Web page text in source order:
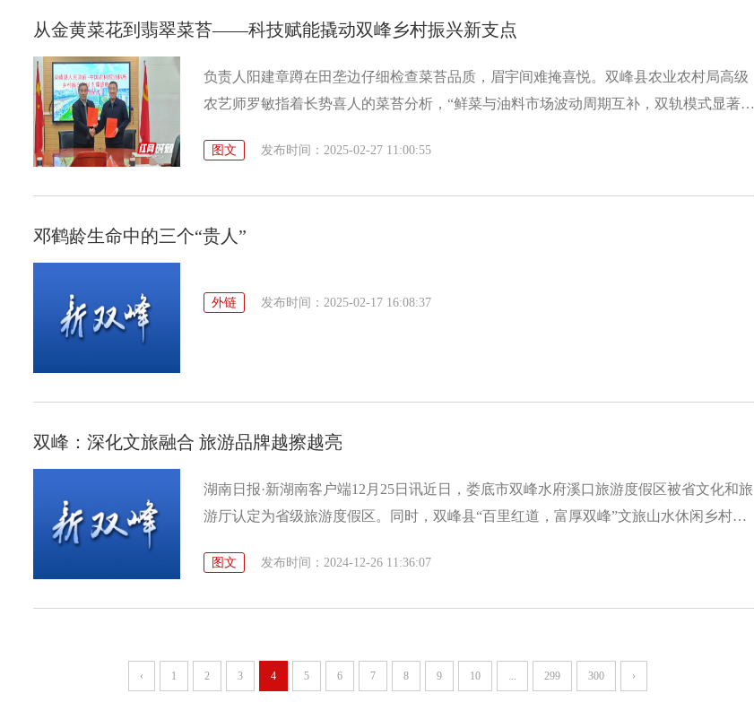
从金黄菜花到翡翠菜苔——科技赋能撬动双峰乡村振兴新支点
负责人阳建章蹲在田垄边仔细检查菜苔品质，眉宇间难掩喜悦。双峰县农业农村局高级
农艺师罗敏指着长势喜人的菜苔分析，“鲜菜与油料市场波动周期互补，双轨模式显著提
掰断菜苔，断面翠绿鲜嫩。据中国农科院检测，“硒滋圆2号”不仅维生素C含量突出，更
种油菜苔既提升土地利用率，还能培肥地
图文 发布时间：2025-02-27 11:00:55
邓鹤龄生命中的三个“贵人”
外链 发布时间：2025-02-17 16:08:37
双峰：深化文旅融合 旅游品牌越擦越亮
湖南日报·新湖南客户端12月25日讯近日，娄底市双峰水府溪口旅游度假区被省文化和旅
游厅认定为省级旅游度假区。同时，双峰县“百里红道，富厚双峰”文旅山水休闲乡村旅
来，双峰县积极建设文旅强县，借承办第三届娄底市旅游发展大会东风，致力于将丰富
图文 发布时间：2024-12-26 11:36:07
‹ 1 2 3 4 5 6 7 8 9 10 ... 299 300 ›